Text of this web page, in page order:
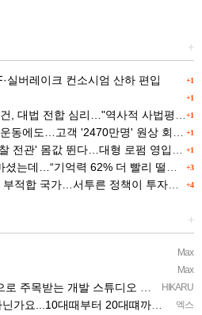
+
+1
실버레이크 컨소시엄 산하 편입
+1
+1
법 전합 심리…"역사적 사법평가"(종합)
+1
…고객 '2470만명' 원상 회복, "고물가에 돌팡"
+1
전관' 몸값 뛴다…대형 로펌 영입전쟁
+3
데…“기억력 62% 더 빨리 떨어진다
+4
국가…서투른 정책이 투자자에게 트라우마”
+
Max
Max
HIKARU
흡수하고, 빙신....만들어서 내다 버리는 걸로 유명…
엑스
때부터 20대떄까지 관찰한거면 몰라도...